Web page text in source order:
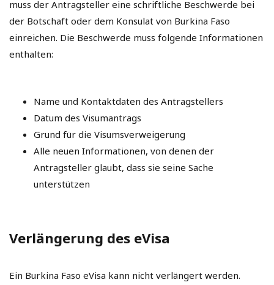
muss der Antragsteller eine schriftliche Beschwerde bei
der Botschaft oder dem Konsulat von Burkina Faso
einreichen. Die Beschwerde muss folgende Informationen
enthalten:
Name und Kontaktdaten des Antragstellers
Datum des Visumantrags
Grund für die Visumsverweigerung
Alle neuen Informationen, von denen der
Antragsteller glaubt, dass sie seine Sache
unterstützen
Verlängerung des eVisa
Ein Burkina Faso eVisa kann nicht verlängert werden.